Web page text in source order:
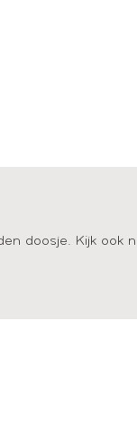
doosje. Kijk ook